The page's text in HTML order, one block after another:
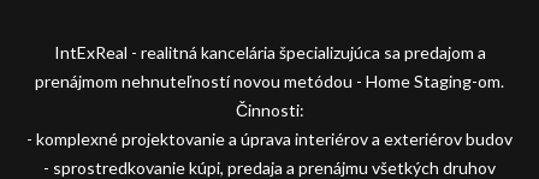
IntExReal - realitná kancelária špecializujúca sa predajom a
prenájmom nehnuteľností novou metódou - Home Staging-om.
Činnosti:
- komplexné projektovanie a úprava interiérov a exteriérov budov
- sprostredkovanie kúpi, predaja a prenájmu všetkých druhov